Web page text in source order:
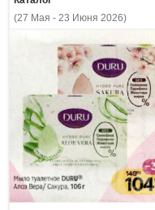
(27 Мая - 23 Июня 2026)